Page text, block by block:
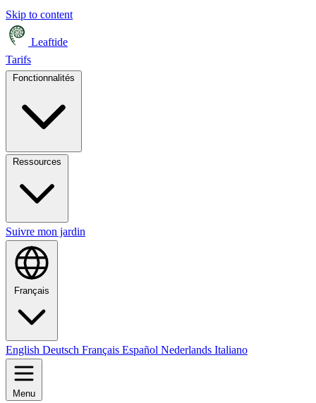
Skip to content
Leaftide
Tarifs
Suivre mon jardin
Français
English Deutsch Français Español Nederlands Italiano
Menu